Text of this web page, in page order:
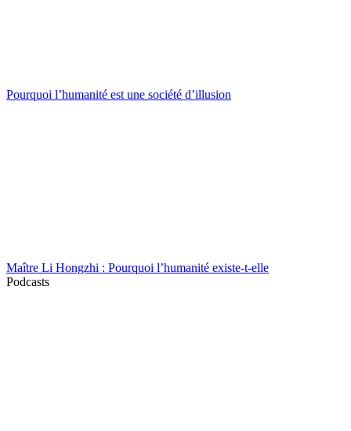
Pourquoi l’humanité est une société d’illusion
Maître Li Hongzhi : Pourquoi l’humanité existe-t-elle
Podcasts